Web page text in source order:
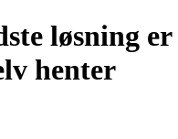
løsning er
henter